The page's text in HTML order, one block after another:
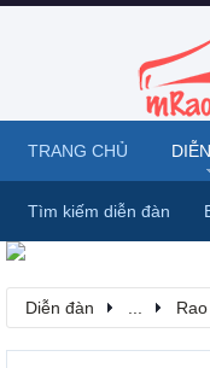
Diễn đàn
TRANG CHỦ
Tìm kiếm diễn đàn